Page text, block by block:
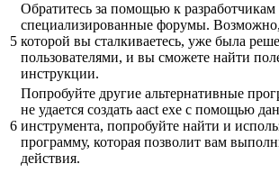
5
Обратитесь за помощью к
специализированные форумы.
которой вы сталкиваетесь, уже была
пользователями, и вы сможете найти
инструкции.
6
Попробуйте другие альтернативные
не удается создать aact exe с помощью
инструмента, попробуйте найти и
программу, которая позволит вам
действия.